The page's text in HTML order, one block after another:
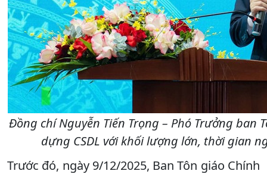
Đồng chí Nguyễn Tiến Trọng – Phó Trưởng ban
dựng CSDL với khối lượng lớn, thời gian
Trước đó, ngày 9/12/2025, Ban Tôn giáo Chính